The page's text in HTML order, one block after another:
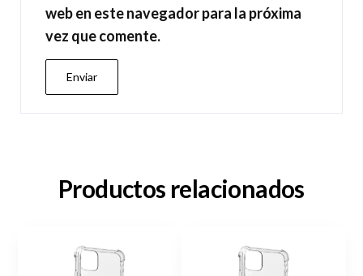
web en este navegador para la próxima
vez que comente.
Productos relacionados